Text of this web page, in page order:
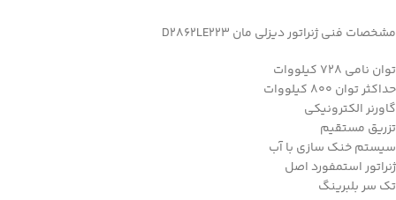
مشخصات فنی ژنراتور دیزلی مان D2862LE223
توان نامی 728 کیلووات
حداکثر توان 800 کیلووات
گاورنر الکترونیکی
تزریق مستقیم
سیستم خنک سازی با آب
ژنراتور استمفورد اصل
تک سر بلبرینگ